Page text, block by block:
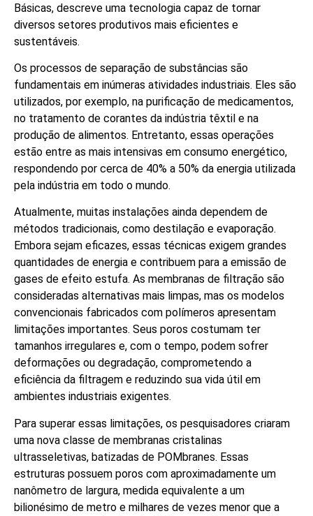
Básicas, descreve uma tecnologia capaz de tornar
diversos setores produtivos mais eficientes e
sustentáveis.
Os processos de separação de substâncias são
fundamentais em inúmeras atividades industriais. Eles são
utilizados, por exemplo, na purificação de medicamentos,
no tratamento de corantes da indústria têxtil e na
produção de alimentos. Entretanto, essas operações
estão entre as mais intensivas em consumo energético,
respondendo por cerca de 40% a 50% da energia utilizada
pela indústria em todo o mundo.
Atualmente, muitas instalações ainda dependem de
métodos tradicionais, como destilação e evaporação.
Embora sejam eficazes, essas técnicas exigem grandes
quantidades de energia e contribuem para a emissão de
gases de efeito estufa. As membranas de filtração são
consideradas alternativas mais limpas, mas os modelos
convencionais fabricados com polímeros apresentam
limitações importantes. Seus poros costumam ter
tamanhos irregulares e, com o tempo, podem sofrer
deformações ou degradação, comprometendo a
eficiência da filtragem e reduzindo sua vida útil em
ambientes industriais exigentes.
Para superar essas limitações, os pesquisadores criaram
uma nova classe de membranas cristalinas
ultrasseletivas, batizadas de POMbranes. Essas
estruturas possuem poros com aproximadamente um
nanômetro de largura, medida equivalente a um
bilionésimo de metro e milhares de vezes menor que a